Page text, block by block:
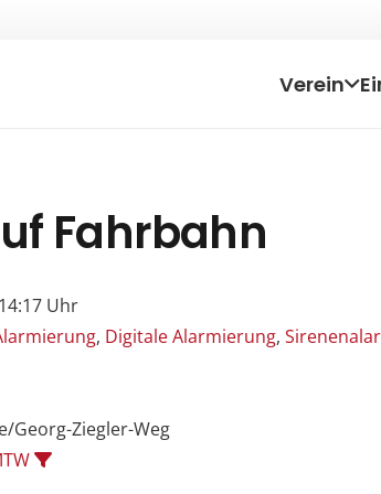
Verein
Fahrbahn
Uhr
, Digitale Alarmierung,
Georg-Ziegler-Weg